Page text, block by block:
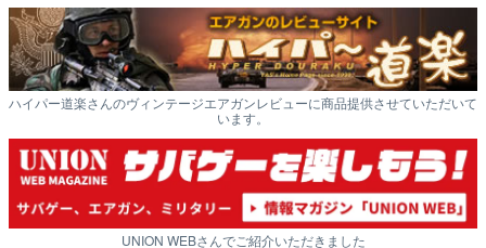
ハイパー道楽さんのヴィンテージエアガンレビューに商品提供させていただいて
います。
UNION WEBさんでご紹介いただきました